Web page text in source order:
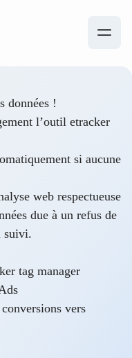
données !
l’outil etracker
si aucune
web respectueuse
due à un refus de
suivi.
tag manager
vers